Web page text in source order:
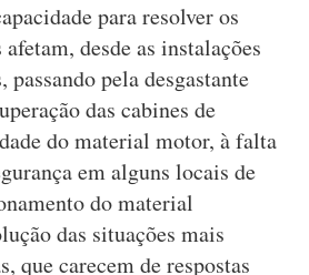
para resolver os
desde as instalações
passando pela desgastante
das cabines de
do material motor, à falta
em alguns locais de
do material
das situações mais
que carecem de respostas